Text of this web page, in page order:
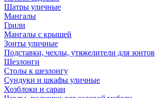
Шатры уличные
Мангалы
Грили
Мангалы с крышей
Зонты уличные
Подставки, чехлы, утяжелители для зонтов
Шезлонги
Столы к шезлонгу
Сундуки и шкафы уличные
Хозблоки и сараи